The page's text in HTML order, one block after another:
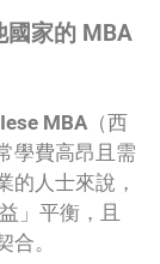
國家的 MBA
Iese MBA（西
學費高昂且需
的人士來說，
」平衡，且
。